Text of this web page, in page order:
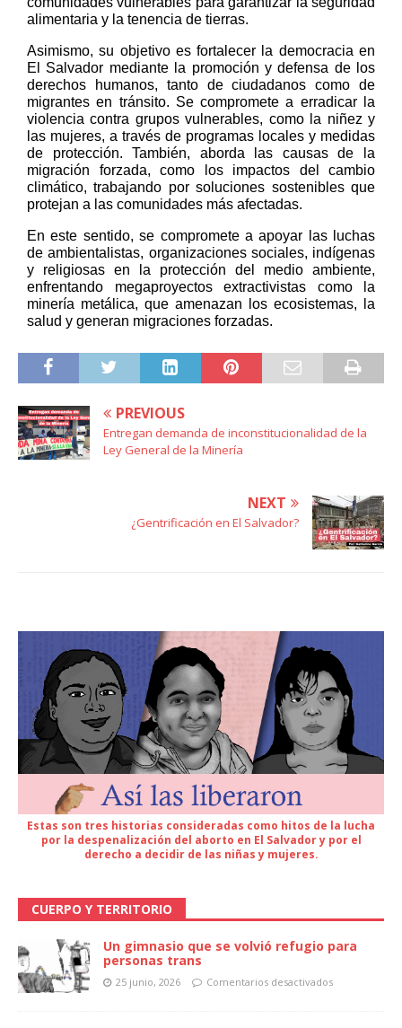
alimentaria y la tenencia de tierras.
Asimismo, su objetivo es fortalecer la democracia en
El Salvador mediante la promoción y defensa de los
derechos humanos, tanto de ciudadanos como de
migrantes en tránsito. Se compromete a erradicar la
violencia contra grupos vulnerables, como la niñez y
las mujeres, a través de programas locales y medidas
de protección. También, aborda las causas de la
migración forzada, como los impactos del cambio
climático, trabajando por soluciones sostenibles que
protejan a las comunidades más afectadas.
En este sentido, se compromete a apoyar las luchas
de ambientalistas, organizaciones sociales, indígenas
y religiosas en la protección del medio ambiente,
enfrentando megaproyectos extractivistas como la
minería metálica, que amenazan los ecosistemas, la
salud y generan migraciones forzadas.
PREVIOUS
Entregan demanda de inconstitucionalidad de la
Ley General de la Minería
NEXT
¿Gentrificación en El Salvador?
Estas son tres historias consideradas como hitos de la lucha
por la despenalización del aborto en El Salvador y por el
derecho a decidir de las niñas y mujeres.
CUERPO Y TERRITORIO
Un gimnasio que se volvió refugio para
personas trans
25 junio, 2026 Comentarios desactivados